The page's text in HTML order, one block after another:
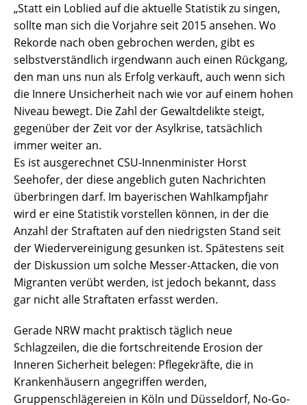
„Statt ein Loblied auf die aktuelle Statistik zu singen,
sollte man sich die Vorjahre seit 2015 ansehen. Wo
Rekorde nach oben gebrochen werden, gibt es
selbstverständlich irgendwann auch einen Rückgang,
den man uns nun als Erfolg verkauft, auch wenn sich
die Innere Unsicherheit nach wie vor auf einem hohen
Niveau bewegt. Die Zahl der Gewaltdelikte steigt,
gegenüber der Zeit vor der Asylkrise, tatsächlich
immer weiter an.
Es ist ausgerechnet CSU-Innenminister Horst
Seehofer, der diese angeblich guten Nachrichten
überbringen darf. Im bayerischen Wahlkampfjahr
wird er eine Statistik vorstellen können, in der die
Anzahl der Straftaten auf den niedrigsten Stand seit
der Wiedervereinigung gesunken ist. Spätestens seit
der Diskussion um solche Messer-Attacken, die von
Migranten verübt werden, ist jedoch bekannt, dass
gar nicht alle Straftaten erfasst werden.
Gerade NRW macht praktisch täglich neue
Schlagzeilen, die die fortschreitende Erosion der
Inneren Sicherheit belegen: Pflegekräfte, die in
Krankenhäusern angegriffen werden,
Gruppenschlägereien in Köln und Düsseldorf, No-Go-